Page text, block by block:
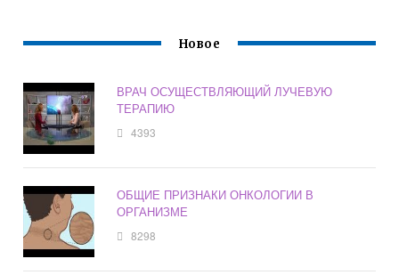
Новое
ВРАЧ ОСУЩЕСТВЛЯЮЩИЙ ЛУЧЕВУЮ
ТЕРАПИЮ
4393
ОБЩИЕ ПРИЗНАКИ ОНКОЛОГИИ В
ОРГАНИЗМЕ
8298